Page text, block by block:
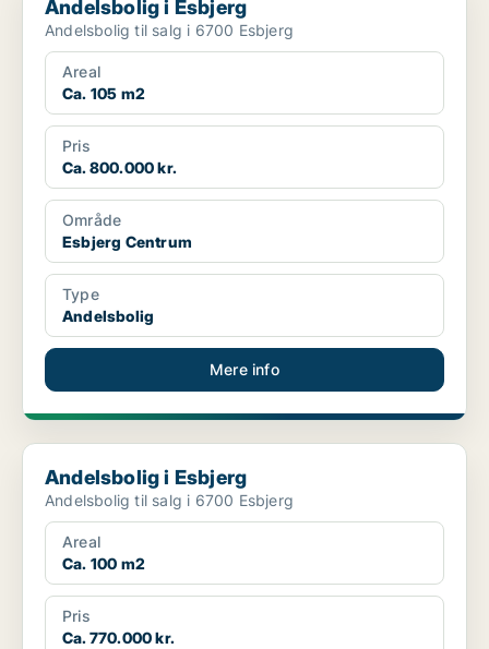
Andelsbolig i Esbjerg
Andelsbolig til salg i 6700 Esbjerg
Areal
Ca. 105 m2
Pris
Ca. 800.000 kr.
Område
Esbjerg Centrum
Type
Andelsbolig
Mere info
Andelsbolig i Esbjerg
Andelsbolig i Esbjerg
Andelsbolig til salg i 6700 Esbjerg
Areal
Ca. 100 m2
Pris
Ca. 770.000 kr.